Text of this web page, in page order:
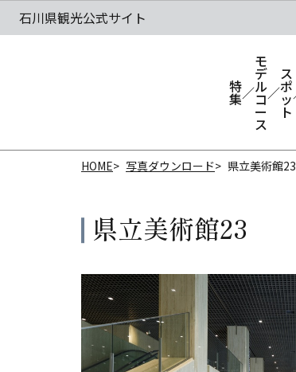
特
集
モ
デ
ル
コ
ー
ス
ス
ポ
ッ
ト
HOME 写真ダウンロード 県立美術館23
県立美術館23